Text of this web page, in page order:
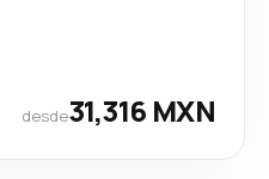
desde31,316 MXN